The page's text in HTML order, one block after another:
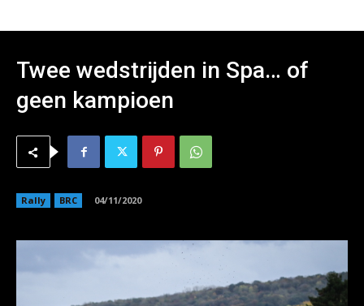
Twee wedstrijden in Spa… of
geen kampioen
Rally BRC 04/11/2020